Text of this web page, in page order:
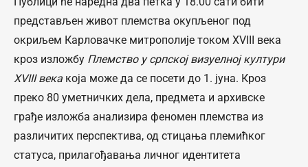
представљен живот племства окупљеног под
окриљем Карловачке митрополије током XVIII века
кроз изложбу Племство у српској визуелној култури
XVIIIвека која може да се посети до 1. јуна. Кроз
преко 80 уметничких дела, предмета и архивске
грађе изложба анализира феномен племства из
различитих перспектива, од стицања племићког
статуса, прилагођавања личног идентитета